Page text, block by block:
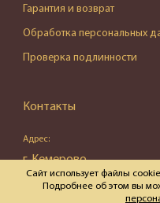
Гарантия и возврат
Обработка персональных
Проверка подлинности
Контакты
Адрес:
г. Кемерово,
ул. Весенняя, д. 16, пом.
Сайт использует файлы
Подробнее об этом вы